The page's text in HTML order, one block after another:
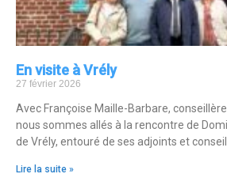
En visite à Vrély
27 février 2026
Avec Françoise Maille-Barbare,
nous sommes allés à la rencontre de
de Vrély, entouré de ses adjoints et
Lire la suite »